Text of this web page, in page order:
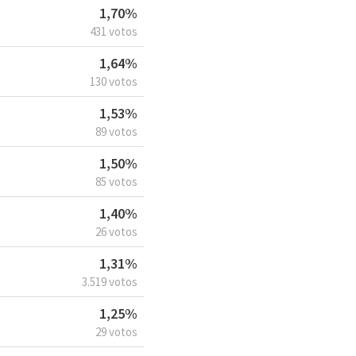
1,70%
431 votos
1,64%
130 votos
1,53%
89 votos
1,50%
85 votos
1,40%
26 votos
1,31%
3.519 votos
1,25%
29 votos